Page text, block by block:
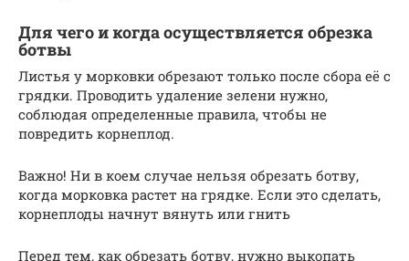
Для чего и когда осуществляется обрезка
ботвы
Листья у морковки обрезают только после сбора её с
грядки. Проводить удаление зелени нужно,
соблюдая определенные правила, чтобы не
повредить корнеплод.
Важно! Ни в коем случае нельзя обрезать ботву,
когда морковка растет на грядке. Если это сделать,
корнеплоды начнут вянуть или гнить
Перед тем, как обрезать ботву, нужно выкопать